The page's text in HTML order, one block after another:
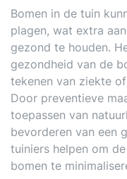
Bomen in de tuin
plagen, wat extra
gezond te houden.
gezondheid van de
tekenen van ziekte
Door preventieve
toepassen van
bevorderen van een
tuiniers helpen om
bomen te